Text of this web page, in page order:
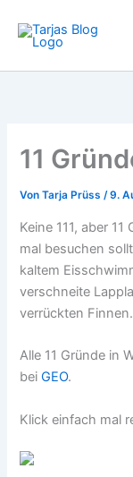
Inhalt
springen
11
VonTarja Prüss/9.
Keine 111, aber
mal besuchen
kaltem
verschneite
verrückten Finnen.
Alle 11 Gründe in
beiGEO.
Klick einfach mal